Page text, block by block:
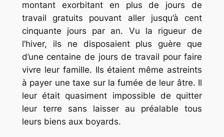
montant exorbitant en plus de jours de
travail gratuits pouvant aller jusqu’à cent
cinquante jours par an. Vu la rigueur de
l’hiver, ils ne disposaient plus guère que
d’une centaine de jours de travail pour faire
vivre leur famille. Ils étaient même astreints
à payer une taxe sur la fumée de leur âtre. Il
leur était quasiment impossible de quitter
leur terre sans laisser au préalable tous
leurs biens aux boyards.